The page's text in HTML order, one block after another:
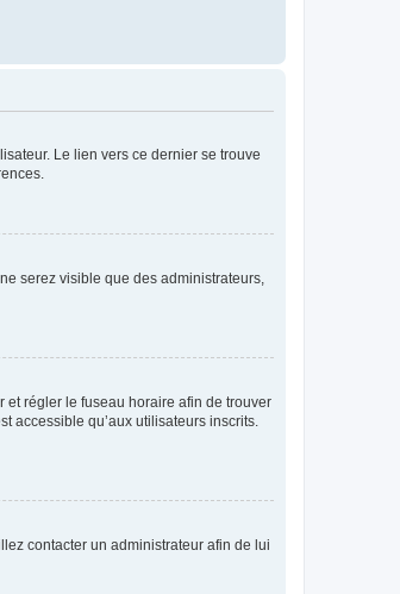
Le lien vers ce dernier se trouve
serez visible que des administrateurs,
et régler le fuseau horaire afin de trouver
accessible qu’aux utilisateurs inscrits.
contacter un administrateur afin de lui